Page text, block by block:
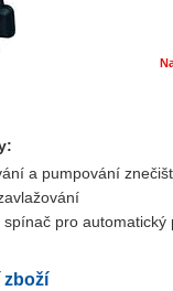
a pumpování
spínač pro automatický